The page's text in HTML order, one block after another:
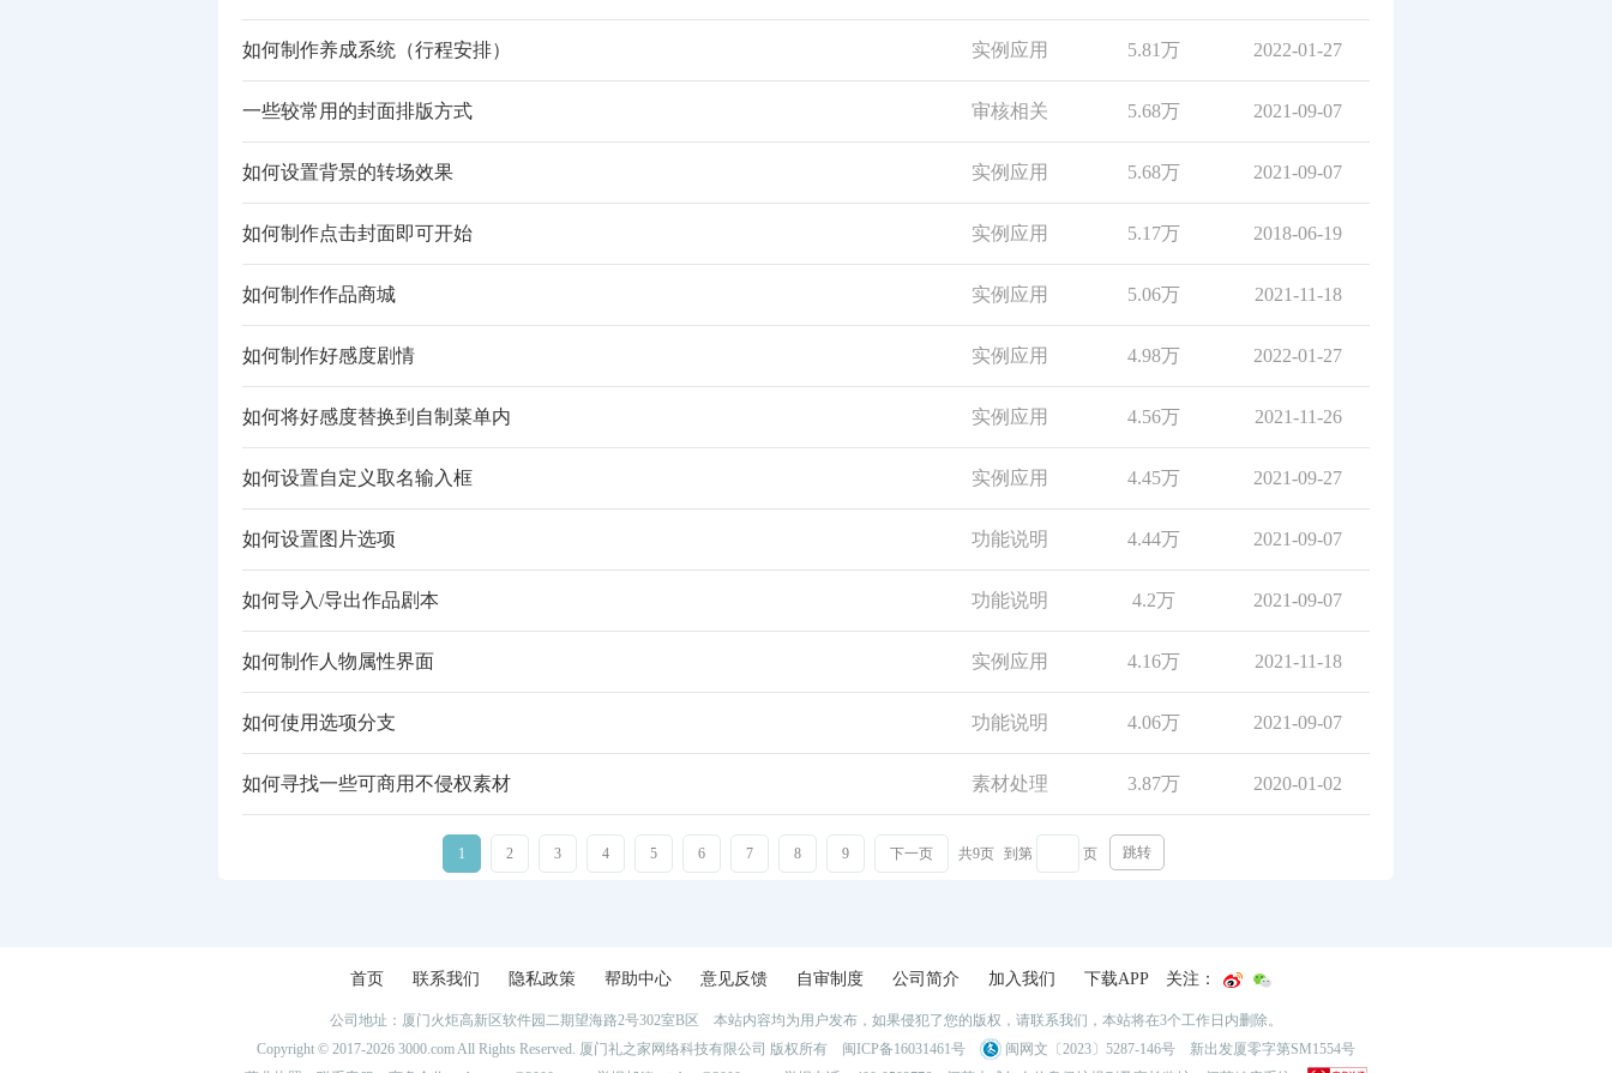
如何制作养成系统（行程安排） 实例应用 5.81万 2022-01-27
一些较常用的封面排版方式 审核相关 5.68万 2021-09-07
如何设置背景的转场效果 实例应用 5.68万 2021-09-07
如何制作点击封面即可开始 实例应用 5.17万 2018-06-19
如何制作作品商城 实例应用 5.06万 2021-11-18
如何制作好感度剧情 实例应用 4.98万 2022-01-27
如何将好感度替换到自制菜单内 实例应用 4.56万 2021-11-26
如何设置自定义取名输入框 实例应用 4.45万 2021-09-27
如何设置图片选项 功能说明 4.44万 2021-09-07
如何导入/导出作品剧本 功能说明 4.2万 2021-09-07
如何制作人物属性界面 实例应用 4.16万 2021-11-18
如何使用选项分支 功能说明 4.06万 2021-09-07
如何寻找一些可商用不侵权素材 素材处理 3.87万 2020-01-02
1 2 3 4 5 6 7 8 9 下一页 共9页 到第 页 跳转
首页 联系我们 隐私政策 帮助中心 意见反馈 自审制度 公司简介 加入我们 下载APP 关注：
公司地址：厦门火炬高新区软件园二期望海路2号302室B区 本站内容均为用户发布，如果侵犯了您的版权，请联系我们，本站将在3个工作日内删除。
Copyright © 2017-2026 3000.com All Rights Reserved. 厦门礼之家网络科技有限公司 版权所有 闽ICP备16031461号 闽网文〔2023〕5287-146号
新出发厦零字第SM1554号